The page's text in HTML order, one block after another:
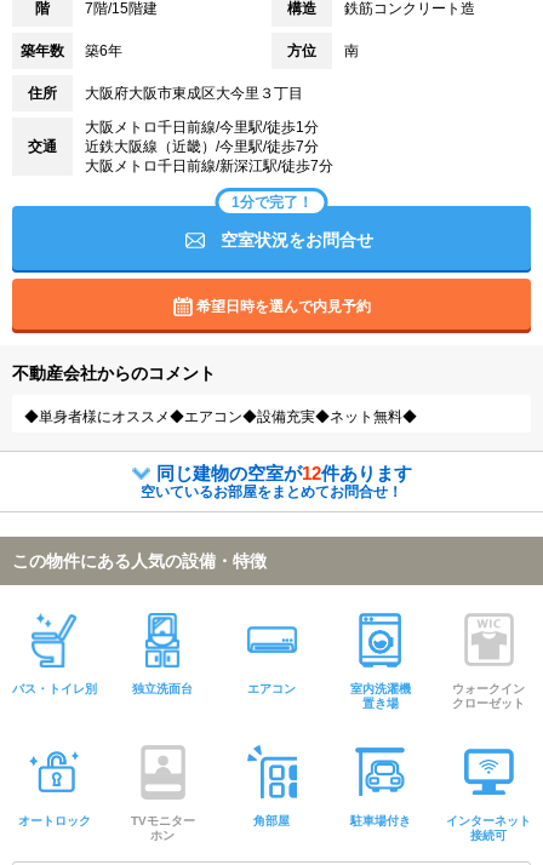
階 7階/15階建 構造 鉄筋コンクリート造
築年数 築6年 方位 南
住所 大阪府大阪市東成区大今里３丁目
交通
大阪メトロ千日前線/今里駅/徒歩1分
近鉄大阪線（近畿）/今里駅/徒歩7分
大阪メトロ千日前線/新深江駅/徒歩7分
1分で完了！
空室状況をお問合せ
希望日時を選んで内見予約
不動産会社からのコメント
◆単身者様にオススメ◆エアコン◆設備充実◆ネット無料◆
同じ建物の空室が12件あります
空いているお部屋をまとめてお問合せ！
この物件にある人気の設備・特徴
バス・トイレ別 独立洗面台 エアコン
室内洗濯機
置き場
ウォークイン
クローゼット
オートロック
TVモニター
ホン
角部屋 駐車場付き
インターネット
接続可